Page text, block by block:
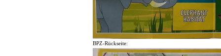
BPZ-Rückseite: